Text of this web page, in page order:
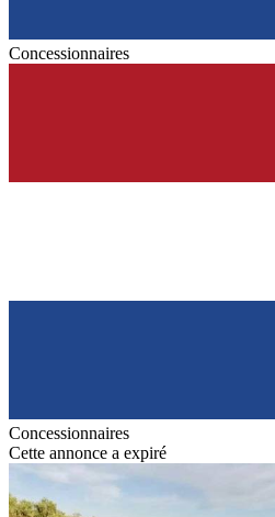
Concessionnaires
Concessionnaires
Cette annonce a expiré